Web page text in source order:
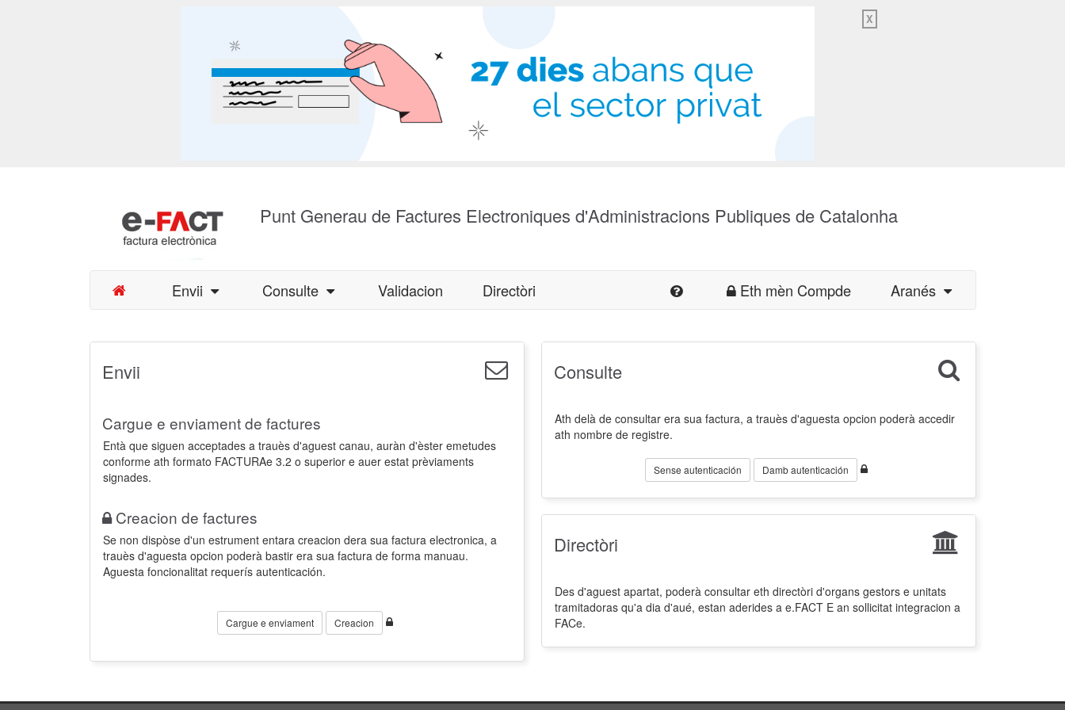
X
Punt Generau de Factures Electroniques d'Administracions Publiques de Catalonha
Envii Consulte Validacion Directòri Eth mèn Compde Aranés
Envii
Cargue e enviament de factures
Entà que siguen acceptades a trauès d'aguest canau, auràn d'èster emetudes
conforme ath formato FACTURAe 3.2 o superior e auer estat prèviaments
signades.
Creacion de factures
Se non dispòse d'un estrument entara creacion dera sua factura electronica, a
trauès d'aguesta opcion poderà bastir era sua factura de forma manuau.
Aguesta foncionalitat requerís autenticación.
Cargue e enviament Creacion
Consulte
Ath delà de consultar era sua factura, a trauès d'aguesta opcion poderà accedir
ath nombre de registre.
Sense autenticación Damb autenticación
Directòri
Des d'aguest apartat, poderà consultar eth directòri d'organs gestors e unitats
tramitadoras qu'a dia d'aué, estan aderides a e.FACT E an sollicitat integracion a
FACe.